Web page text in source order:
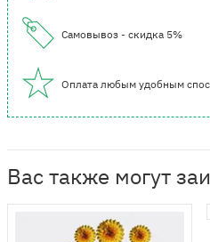
Самовывоз - скидка 5%
Оплата любым удобным
Вас также могут